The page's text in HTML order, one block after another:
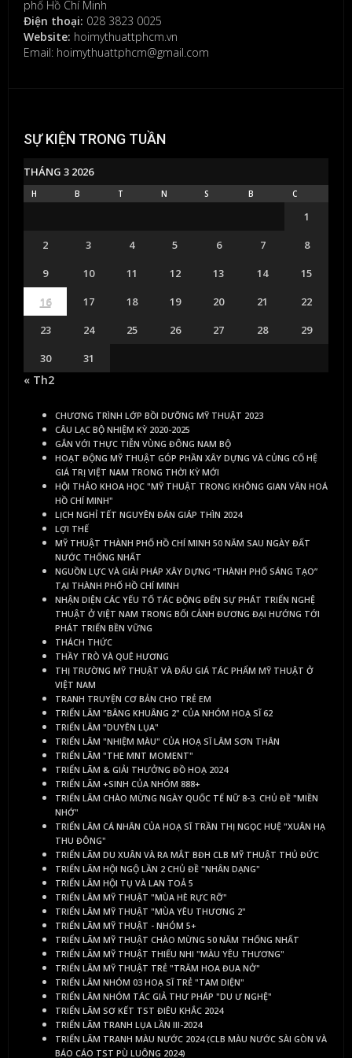
phố Hồ Chí Minh
Điện thoại: 028 3823 0025
Website: hoimythuattphcm.vn
Email: hoimythuattphcm@gmail.com
SỰ KIỆN TRONG TUẦN
THÁNG 3 2026
H B T N S B C
1
2
3 4 5 6 7
8
9
10 11 12 13 14
15
16
17 18 19 20 21
22
23
24 25 26 27 28
29
30
31
« Th2
CHƯƠNG TRÌNH LỚP BỒI DƯỠNG MỸ THUẬT 2023
CÂU LẠC BỘ NHIỆM KỲ 2020-2025
GẮN VỚI THỰC TIỄN VÙNG ĐÔNG NAM BỘ
HOẠT ĐỘNG MỸ THUẬT GÓP PHẦN XÂY DỰNG VÀ CỦNG CỐ HỆ
GIÁ TRỊ VIỆT NAM TRONG THỜI KỲ MỚI
HỘI THẢO KHOA HỌC "MỸ THUẬT TRONG KHÔNG GIAN VĂN HOÁ
HỒ CHÍ MINH"
LỊCH NGHỈ TẾT NGUYÊN ĐÁN GIÁP THÌN 2024
LỢI THẾ
MỸ THUẬT THÀNH PHỐ HỒ CHÍ MINH 50 NĂM SAU NGÀY ĐẤT
NƯỚC THỐNG NHẤT
NGUỒN LỰC VÀ GIẢI PHÁP XÂY DỰNG “THÀNH PHỐ SÁNG TẠO”
TẠI THÀNH PHỐ HỒ CHÍ MINH
NHẬN DIỆN CÁC YẾU TỐ TÁC ĐỘNG ĐẾN SỰ PHÁT TRIỂN NGHỆ
THUẬT Ở VIỆT NAM TRONG BỐI CẢNH ĐƯƠNG ĐẠI HƯỚNG TỚI
PHÁT TRIỂN BỀN VỮNG
THÁCH THỨC
THẦY TRÒ VÀ QUÊ HƯƠNG
THỊ TRƯỜNG MỸ THUẬT VÀ ĐẤU GIÁ TÁC PHẨM MỸ THUẬT Ở
VIỆT NAM
TRANH TRUYỆN CƠ BẢN CHO TRẺ EM
TRIỂN LÃM "BÂNG KHUÂNG 2" CỦA NHÓM HOẠ SĨ 62
TRIỂN LÃM "DUYÊN LỤA"
TRIỂN LÃM "NHIỆM MÀU" CỦA HOẠ SĨ LÂM SƠN THÂN
TRIỂN LÃM "THE MNT MOMENT"
TRIỂN LÃM & GIẢI THƯỞNG ĐỒ HOẠ 2024
TRIỂN LÃM +SINH CỦA NHÓM 888+
TRIỂN LÃM CHÀO MỪNG NGÀY QUỐC TẾ NỮ 8-3. CHỦ ĐỀ "MIỀN
NHỚ"
TRIỂN LÃM CÁ NHÂN CỦA HOẠ SĨ TRẦN THỊ NGỌC HUỆ "XUÂN HẠ
THU ĐÔNG"
TRIỂN LÃM DU XUÂN VÀ RA MẮT BĐH CLB MỸ THUẬT THỦ ĐỨC
TRIỂN LÃM HỘI NGỘ LẦN 2 CHỦ ĐỀ "NHÂN DẠNG"
TRIỂN LÃM HỘI TỤ VÀ LAN TOẢ 5
TRIỂN LÃM MỸ THUẬT "MÙA HÈ RỰC RỠ"
TRIỂN LÃM MỸ THUẬT "MÙA YÊU THƯƠNG 2"
TRIỂN LÃM MỸ THUẬT - NHÓM 5+
TRIỂN LÃM MỸ THUẬT CHÀO MỪNG 50 NĂM THỐNG NHẤT
TRIỂN LÃM MỸ THUẬT THIẾU NHI "MÀU YÊU THƯƠNG"
TRIỂN LÃM MỸ THUẬT TRẺ "TRĂM HOA ĐUA NỞ"
TRIỂN LÃM NHÓM 03 HOẠ SĨ TRẺ "TAM DIỆN"
TRIỂN LÃM NHÓM TÁC GIẢ THƯ PHÁP "DU Ư NGHỆ"
TRIỂN LÃM SƠ KẾT TST ĐIÊU KHẮC 2024
TRIỂN LÃM TRANH LỤA LẦN III-2024
TRIỂN LÃM TRANH MÀU NƯỚC 2024 (CLB MÀU NƯỚC SÀI GÒN VÀ
BÁO CÁO TST PÙ LUÔNG 2024)